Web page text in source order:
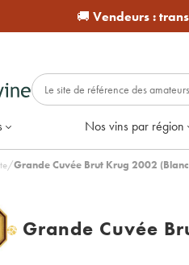
🚚 Vendeurs :
Nos vins par région
/Grande Cuvée Brut Krug 2002
H Grande Cuvée